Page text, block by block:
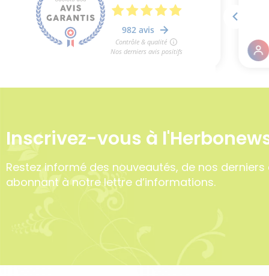
Inscrivez-vous à
Restez informé des nouveautés, de nos derniers
abonnant à notre lettre d’informations.